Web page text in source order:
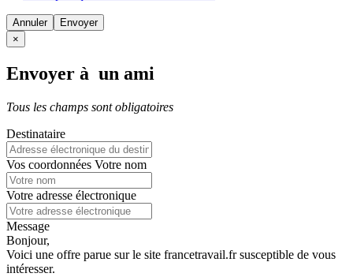
Annuler
×
Envoyer à un ami
Tous les champs sont obligatoires
Destinataire
Vos coordonnées Votre nom
Votre adresse électronique
Message
Bonjour,
Voici une offre parue sur le site francetravail.fr susceptible de vous
intéresser.